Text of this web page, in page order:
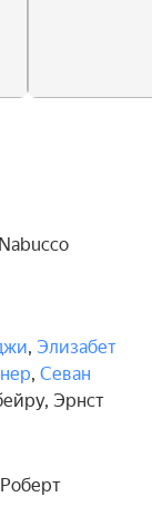
, Элизабет
, Севан
, Эрнст
Роберт